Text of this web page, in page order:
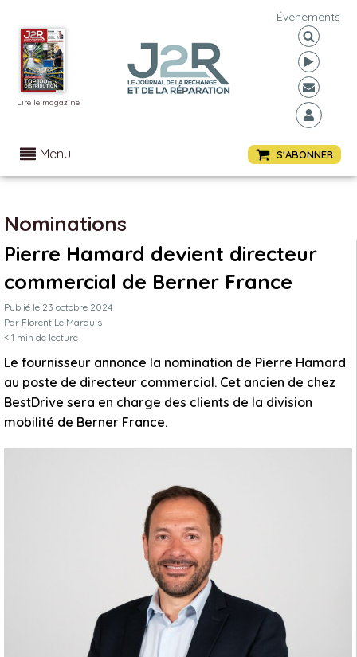
Lire le magazine
Événements
Menu S'ABONNER
Nominations
Pierre Hamard devient directeur
commercial de Berner France
Publié le 23 octobre 2024
Par Florent Le Marquis
< 1 min de lecture
Le fournisseur annonce la nomination de Pierre Hamard
au poste de directeur commercial. Cet ancien de chez
BestDrive sera en charge des clients de la division
mobilité de Berner France.